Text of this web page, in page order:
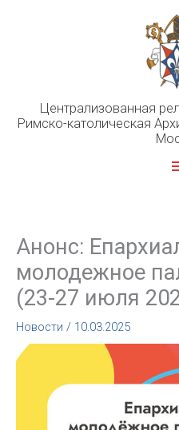
Централизованная
Римско-католическая
Анонс:
молодежное
(23-27 июля
Новости / 10.03.2025